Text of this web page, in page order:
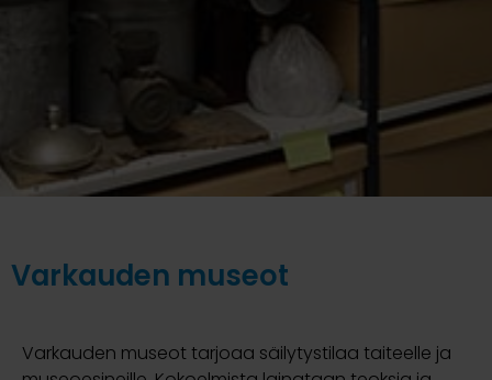
Varkauden museot
Varkauden museot tarjoaa säilytystilaa taiteelle ja